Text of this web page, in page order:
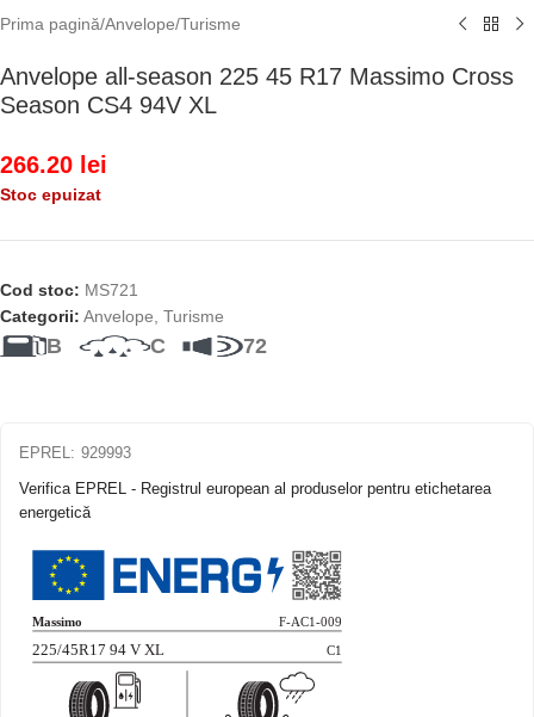
Prima pagină/Anvelope/Turisme
Anvelope all-season 225 45 R17 Massimo Cross
Season CS4 94V XL
266.20 lei
Stoc epuizat
Cod stoc: MS721
Categorii: Anvelope Turisme
B C 72
EPREL: 929993
Verifica EPREL - Registrul european al produselor pentru etichetarea
energetică